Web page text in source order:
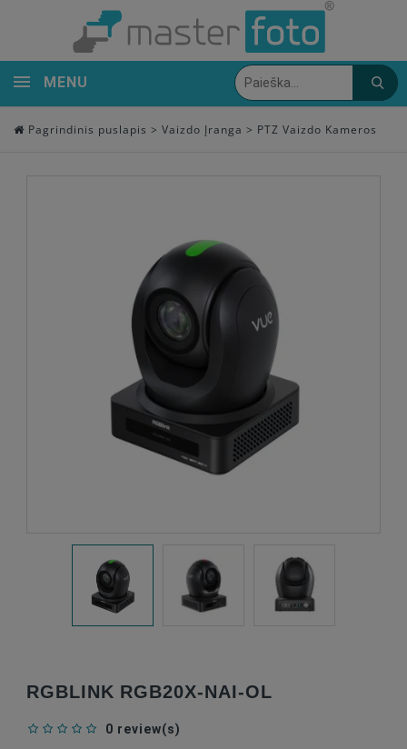
MENU
Pagrindinis puslapis > Vaizdo Įranga > PTZ Vaizdo Kameros
RGBLINK RGB20X-NAI-OL
0 review(s)